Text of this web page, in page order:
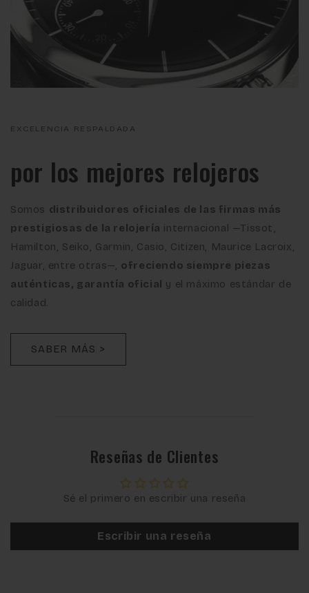
EXCELENCIA RESPALDADA
por los mejores relojeros
Somos distribuidores oficiales de las firmas más
prestigiosas de la relojería internacional —Tissot,
Hamilton, Seiko, Garmin, Casio, Citizen, Maurice Lacroix,
Jaguar, entre otras—, ofreciendo siempre piezas
auténticas, garantía oficial y el máximo estándar de
calidad.
SABER MÁS >
Reseñas de Clientes
Sé el primero en escribir una reseña
Escribir una reseña